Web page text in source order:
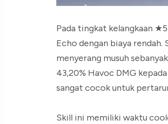
Pada tingkat kelangkaan
Echo dengan biaya rendah.
menyerang musuh
43,20% Havoc DMG
sangat cocok untuk
Skill ini memiliki waktu